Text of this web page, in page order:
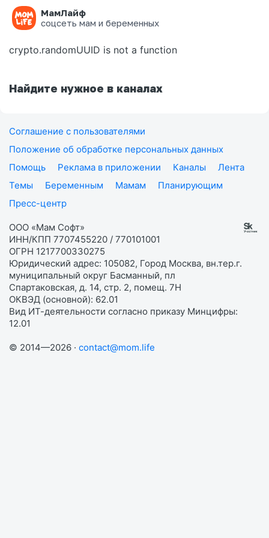
МамЛайф
соцсеть мам и беременных
Ошибка на странице
crypto.randomUUID is not a function
Найдите нужное в каналах
Соглашение с пользователями
Положение об обработке персональных данных
Помощь
Реклама в приложении Каналы
Лента
Темы
Беременным Мамам
Планирующим
Пресс-центр
ООО «Мам Софт»
ИНН/КПП 7707455220 / 770101001
ОГРН 1217700330275
Юридический адрес: 105082, Город Москва, вн.тер.г.
муниципальный округ Басманный, пл
Спартаковская, д. 14, стр. 2, помещ. 7Н
ОКВЭД (основной): 62.01
Вид ИТ-деятельности согласно приказу Минцифры:
12.01
© 2014—2026 · contact@mom.life